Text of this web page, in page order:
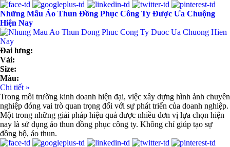
Những Mẫu Áo Thun Đồng Phục Công Ty Được Ưa Chuộng
Hiện Nay
Đai lưng:
Vải:
Size:
Màu:
Chi tiết »
Trong môi trường kinh doanh hiện đại, việc xây dựng hình ảnh chuyên
nghiệp đóng vai trò quan trọng đối với sự phát triển của doanh nghiệp.
Một trong những giải pháp hiệu quả được nhiều đơn vị lựa chọn hiện
nay là sử dụng áo thun đồng phục công ty. Không chỉ giúp tạo sự
đồng bộ, áo thun.